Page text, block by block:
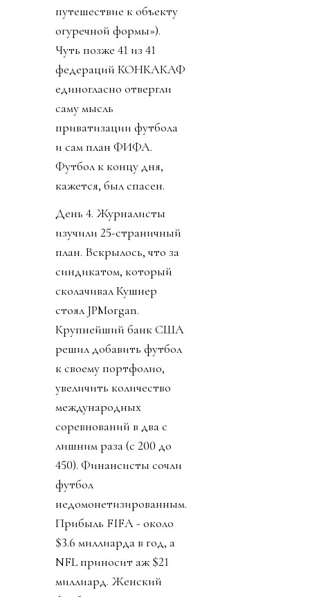
путешествие к объекту
огуречной формы»).
Чуть позже 41 из 41
федераций КОНКАКАФ
единогласно отвергли
саму мысль
приватизации футбола
и сам план ФИФА.
Футбол к концу дня,
кажется, был спасен.
День 4. Журналисты
изучили 25-страничный
план. Вскрылось, что за
синдикатом, который
сколачивал Кушнер
стоял JPMorgan.
Крупнейший банк США
решил добавить футбол
к своему портфолио,
увеличить количество
международных
соревнований в два с
лишним раза (с 200 до
450). Финансисты сочли
футбол
недомонетизированным.
Прибыль FIFA - около
$3.6 миллиарда в год, а
NFL приносит аж $21
миллиард. Женский